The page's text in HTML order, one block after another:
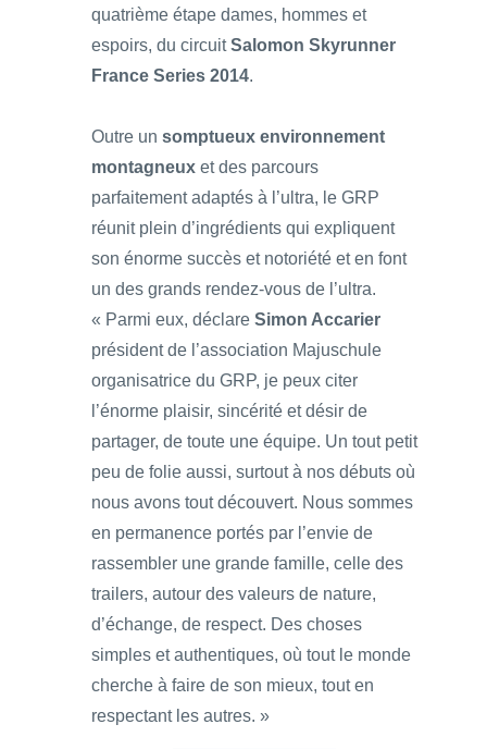
quatrième étape dames, hommes et
espoirs, du circuitSalomon Skyrunner
France Series 2014.
Outre un somptueux environnement
montagneux et des parcours
parfaitement adaptés à l’ultra, le GRP
réunit plein d’ingrédients qui expliquent
son énorme succès et notoriété et en font
un des grands rendez-vous de l’ultra.
« Parmi eux, déclare Simon Accarier
président de l’association Majuschule
organisatrice du GRP, je peux citer
l’énorme plaisir, sincérité et désir de
partager, de toute une équipe. Un tout petit
peu de folie aussi, surtout à nos débuts où
nous avons tout découvert. Nous sommes
en permanence portés par l’envie de
rassembler une grande famille, celle des
trailers, autour des valeurs de nature,
d’échange, de respect. Des choses
simples et authentiques, où tout le monde
cherche à faire de son mieux, tout en
respectant les autres. »